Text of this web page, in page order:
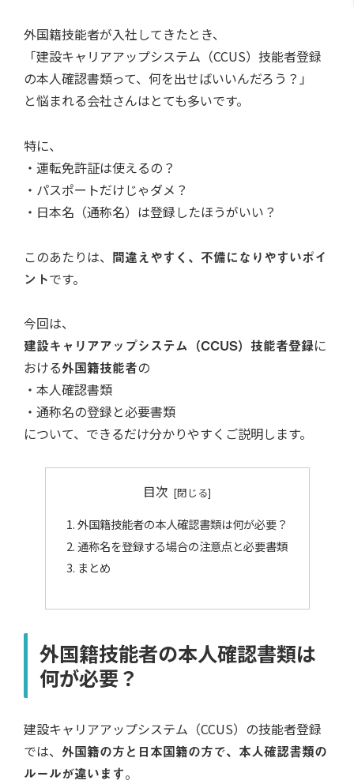
外国籍技能者が入社してきたとき、
「建設キャリアアップシステム（CCUS）技能者登録
の本人確認書類って、何を出せばいいんだろう？」
と悩まれる会社さんはとても多いです。
特に、
・運転免許証は使えるの？
・パスポートだけじゃダメ？
・日本名（通称名）は登録したほうがいい？
このあたりは、 間違えやすく、不備になりやすいポイ
ントです。
今回は、
建設キャリアアップシステム（CCUS）技能者登録に
おける外国籍技能者の
・本人確認書類
・通称名の登録と必要書類
について、できるだけ分かりやすくご説明します。
目次
外国籍技能者の本人確認書類は何が必要？
通称名を登録する場合の注意点と必要書類
まとめ
外国籍技能者の本人確認書類は
何が必要？
建設キャリアアップシステム（CCUS）の技能者登録
では、 外国籍の方と日本国籍の方で、本人確認書類の
ルールが違います。